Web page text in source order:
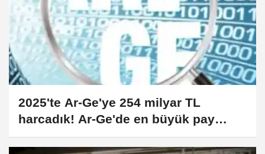
2025'te Ar-Ge'ye 254 milyar TL
harcadık! Ar-Ge'de en büyük pay
üniversitelere